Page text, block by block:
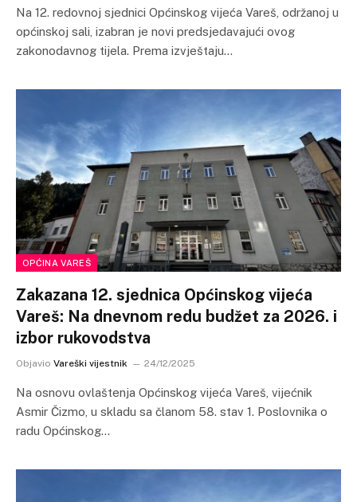
Na 12. redovnoj sjednici Općinskog vijeća Vareš, održanoj u
općinskoj sali, izabran je novi predsjedavajući ovog
zakonodavnog tijela. Prema izvještaju…
OPĆINA VAREŠ
Zakazana 12. sjednica Općinskog vijeća
Vareš: Na dnevnom redu budžet za 2026. i
izbor rukovodstva
Objavio Vareški vijestnik 24/12/2025
Na osnovu ovlaštenja Općinskog vijeća Vareš, vijećnik
Asmir Čizmo, u skladu sa članom 58. stav 1. Poslovnika o
radu Općinskog…